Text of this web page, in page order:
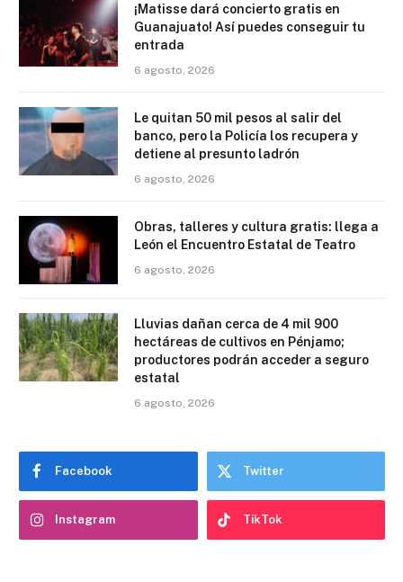
¡Matisse dará concierto gratis en
Guanajuato! Así puedes conseguir tu
entrada
6 agosto, 2026
Le quitan 50 mil pesos al salir del
banco, pero la Policía los recupera y
detiene al presunto ladrón
6 agosto, 2026
Obras, talleres y cultura gratis: llega a
León el Encuentro Estatal de Teatro
6 agosto, 2026
Lluvias dañan cerca de 4 mil 900
hectáreas de cultivos en Pénjamo;
productores podrán acceder a seguro
estatal
6 agosto, 2026
Facebook Twitter
Instagram TikTok